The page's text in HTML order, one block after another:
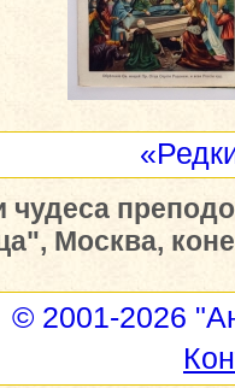
Москва,
© 2001-2026